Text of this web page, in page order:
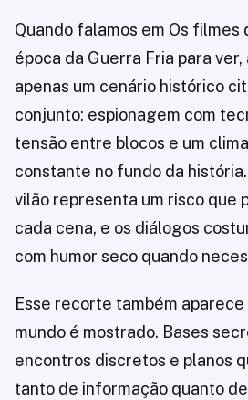
Quando falamos em Os filmes
época da Guerra Fria para ver,
apenas um cenário histórico
conjunto: espionagem com
tensão entre blocos e um
constante no fundo da
vilão representa um risco que
cada cena, e os diálogos
com humor seco quando
Esse recorte também
mundo é mostrado. Bases
encontros discretos e planos
tanto de informação quanto